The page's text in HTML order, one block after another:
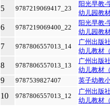
5 9787219069417_23
阳光早教-
幼儿园教
6 9787219069400_22
阳光早教-
幼儿园教
7 9787806557013_14
广州出版
幼儿教材
8 9787806557013_13
广州出版
幼儿教材
9 9787539827407 英子幼教
10
9787806557013_12
广州出版
幼儿教材